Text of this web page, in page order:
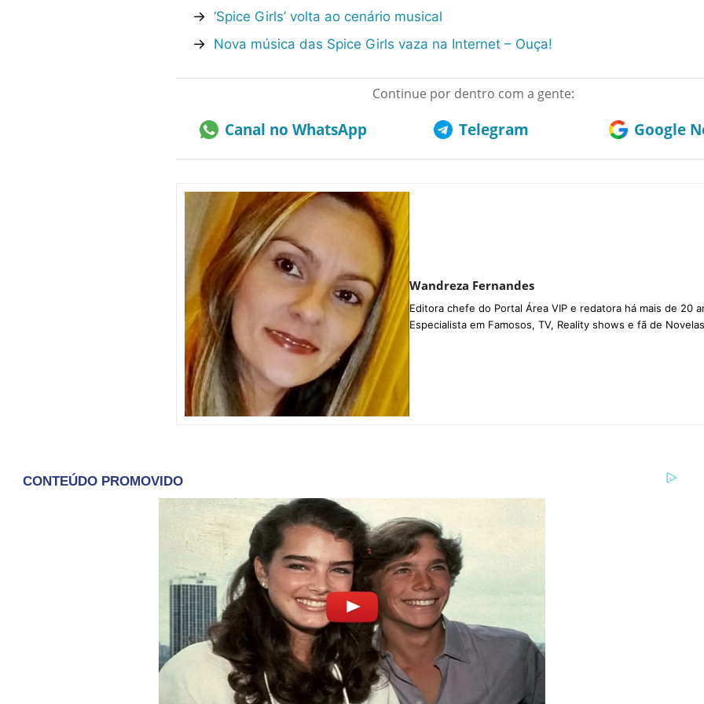
→ ‘Spice Girls’ volta ao cenário musical
→ Nova música das Spice Girls vaza na Internet – Ouça!
Continue por dentro com a gente:
Canal no WhatsApp Telegram Google
Wandreza Fernandes
Editora chefe do Portal Área VIP e redatora há mais de 20
Especialista em Famosos, TV, Reality shows e fã de